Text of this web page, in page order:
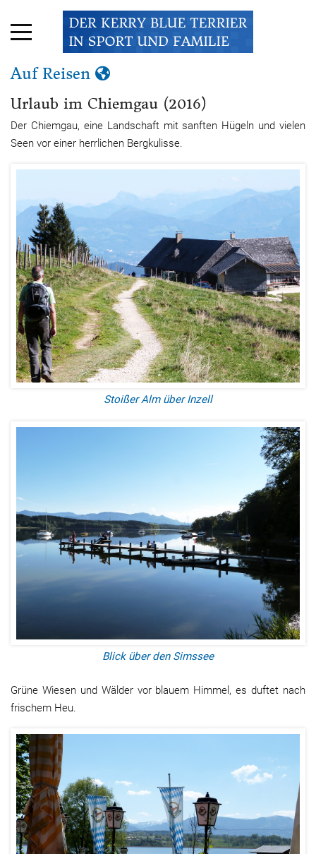
Auf Reisen
Urlaub im Chiemgau (2016)
Der Chiemgau, eine Landschaft mit sanften Hügeln und vielen
Seen vor einer herrlichen Bergkulisse.
Stoißer Alm über Inzell
Blick über den Simssee
Grüne Wiesen und Wälder vor blauem Himmel, es duftet nach
frischem Heu.